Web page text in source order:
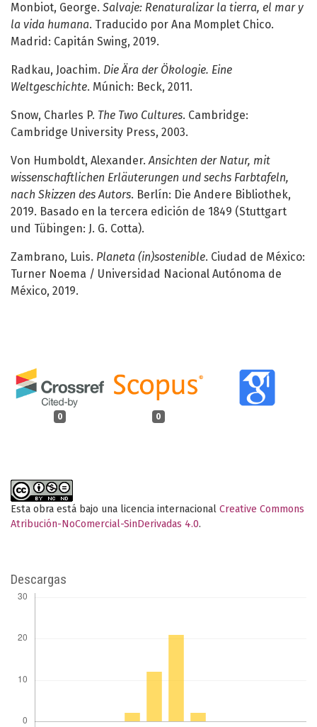
0 0
Monbiot, George. Salvaje: Renaturalizar la tierra, el mar y
la vida humana. Traducido por Ana Momplet Chico.
Madrid: Capitán Swing, 2019.
Radkau, Joachim. Die Ära der Ökologie. Eine
Weltgeschichte. Múnich: Beck, 2011.
Snow, Charles P. The Two Cultures. Cambridge:
Cambridge University Press, 2003.
Von Humboldt, Alexander.Ansichten der Natur, mit
wissenschaftlichen Erläuterungen und sechs Farbtafeln,
nach Skizzen des Autors. Berlín: Die Andere Bibliothek,
2019. Basado en la tercera edición de 1849 (Stuttgart
und Tübingen: J. G. Cotta).
Zambrano, Luis. Planeta (in)sostenible. Ciudad de México:
Turner Noema / Universidad Nacional Autónoma de
México, 2019.
Esta obra está bajo una licencia internacional Creative Commons
Atribución-NoComercial-SinDerivadas 4.0.
Descargas